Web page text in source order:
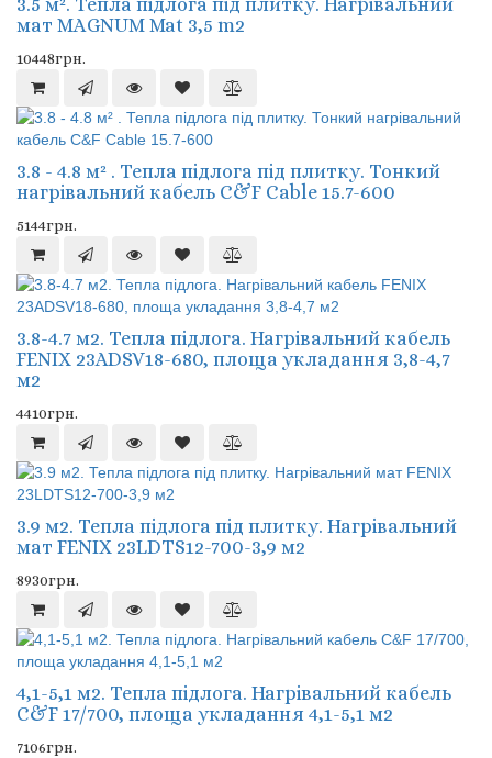
3.5 м². Тепла підлога під плитку. Нагрівальний
мат MAGNUM Mat 3,5 m2
10448грн.
3.8 - 4.8 м² . Тепла підлога під плитку. Тонкий
нагрівальний кабель C&F Cable 15.7-600
5144грн.
3.8-4.7 м2. Тепла підлога. Нагрівальний кабель
FENIX 23ADSV18-680, площа укладання 3,8-4,7
м2
4410грн.
3.9 м2. Тепла підлога під плитку. Нагрівальний
мат FENIX 23LDTS12-700-3,9 м2
8930грн.
4,1-5,1 м2. Тепла підлога. Нагрівальний кабель
C&F 17/700, площа укладання 4,1-5,1 м2
7106грн.